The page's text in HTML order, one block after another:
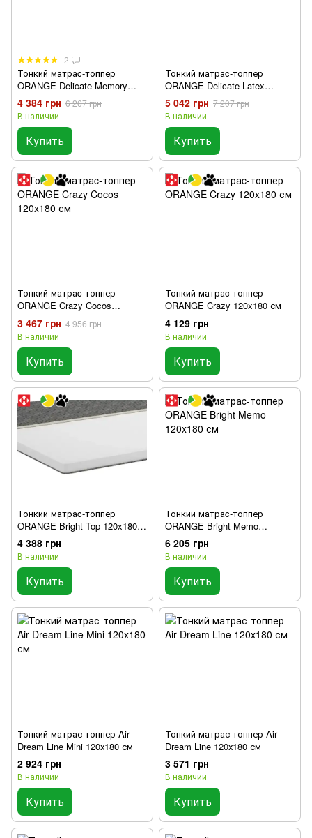
2
Тонкий матраc-топпер
ORANGE Delicate Memory
120x180 см
4 384 грн 6 267 грн
В наличии
Купить
Тонкий матраc-топпер
ORANGE Delicate Latex
120x180 см
5 042 грн 7 207 грн
В наличии
Купить
Тонкий матраc-топпер
ORANGE Crazy Cocos
120x180 см
3 467 грн 4 956 грн
В наличии
Купить
Тонкий матраc-топпер
ORANGE Crazy 120x180 см
4 129 грн
В наличии
Купить
Тонкий матраc-топпер
ORANGE Bright Top 120x180
см
4 388 грн
В наличии
Купить
Тонкий матраc-топпер
ORANGE Bright Memo
120x180 см
6 205 грн
В наличии
Купить
Тонкий матрас-топпер Air
Dream Line Mini 120х180 см
2 924 грн
В наличии
Купить
Тонкий матрас-топпер Air
Dream Line 120х180 см
3 571 грн
В наличии
Купить